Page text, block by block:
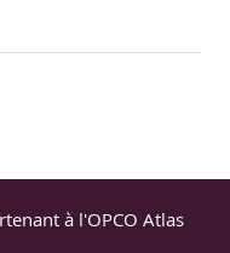
les flux de
à l'OPCO Atlas